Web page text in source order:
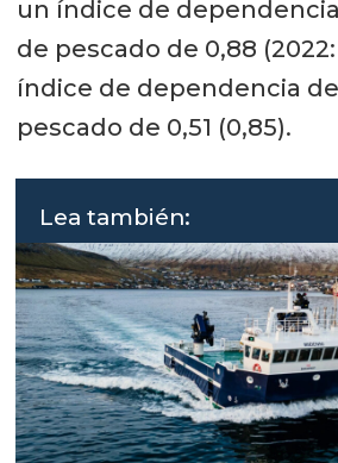
un índice de
de pescado de 0,88 (2022:
índice de dependencia
pescado de 0,51 (0,85).
Lea también: